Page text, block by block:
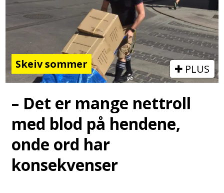
Skeiv sommer PLUS
– Det er mange nettroll
med blod på hendene,
onde ord har
konsekvenser